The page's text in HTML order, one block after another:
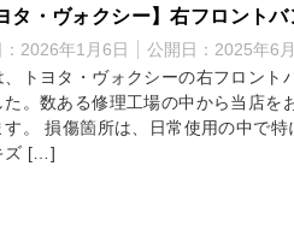
タ・ヴォクシー】右フロントバ
2026年1月6日 公開日： 2025年6
、トヨタ・ヴォクシーの右フロント
た。数ある修理工場の中から当店を
す。 損傷箇所は、日常使用の中で
ズ […]